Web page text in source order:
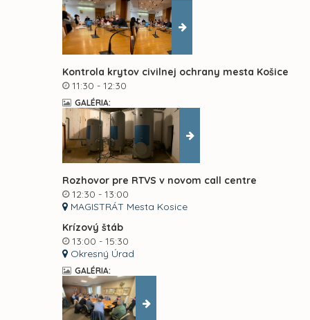
Kontrola krytov civilnej ochrany mesta Košice
11:30 - 12:30
GALÉRIA:
Rozhovor pre RTVS v novom call centre
12:30 - 13:00
MAGISTRÁT Mesta Kosice
Krízový štáb
13:00 - 15:30
Okresný Úrad
GALÉRIA: